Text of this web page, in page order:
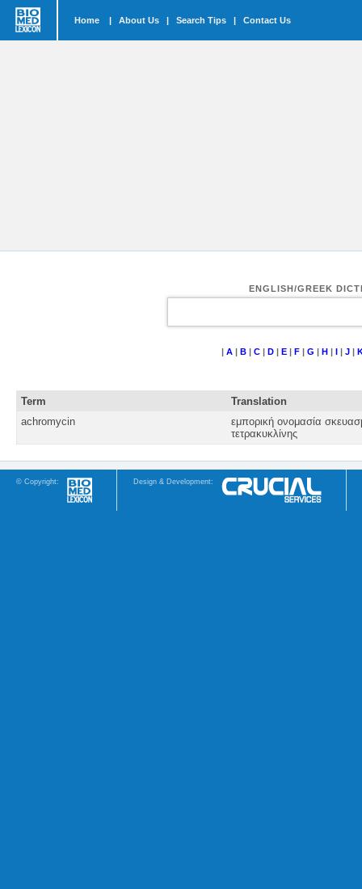
Home | About Us | Search Tips | Contact Us
ENGLISH/GREEK
| A| B| C| D| E| F| G | H| I| J|
Term
Translation
achromycin
εμπορική ονομασία
τετρακυκλίνης
© Copyright: Design & Development: